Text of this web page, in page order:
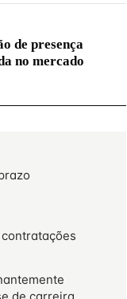
de presença
no mercado